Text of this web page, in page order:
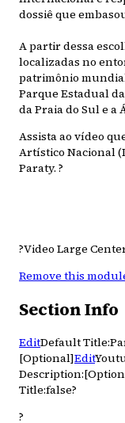
dossiê que
A partir dessa
localizadas no
patrimônio
Parque Estadual
da Praia do Sul e a
Assista ao vídeo
Artístico Nacional
Paraty. ?
?Video Large
Remove this
Section Info
EditDefault
[Optional]Edit
Title:false?
?